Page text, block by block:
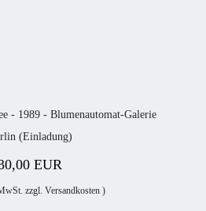
- 1989 - Blumenautomat-Galerie
(Einladung)
EUR
zzgl. Versandkosten)